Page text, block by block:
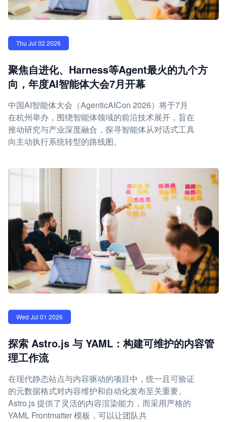
Thu Jul 02 2026
聚焦自进化、Harness等Agent最火的九个方
向，年度AI智能体大会7月开幕
中国AI智能体大会（AgenticAICon 2026）将于7月
在杭州举办，围绕智能体领域的前沿技术展开，旨在
推动研究与产业深度融合，探寻智能体从对话式工具
向主动执行系统转型的路线图。
Wed Jul 01 2026
探索 Astro.js 与 YAML：构建可维护的内容管
理工作流
在现代静态站点与内容驱动的项目中，统一且可验证
的元数据格式对内容维护和自动化发布至关重要。
Astro.js 提供了灵活的内容渲染能力，而采用严格的
YAML Frontmatter 模板，可以让团队共